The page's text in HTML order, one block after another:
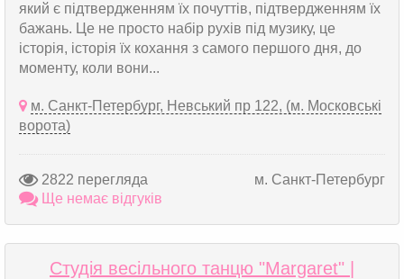
який є підтвердженням їх почуттів, підтвердженням їх
бажань. Це не просто набір рухів під музику, це
історія, історія їх кохання з самого першого дня, до
моменту, коли вони...
м. Санкт-Петербург, Невський пр 122, (м. Московські
ворота)
2822 перегляда
м. Санкт-Петербург
Ще немає відгуків
Студія весільного танцю "Margaret" |